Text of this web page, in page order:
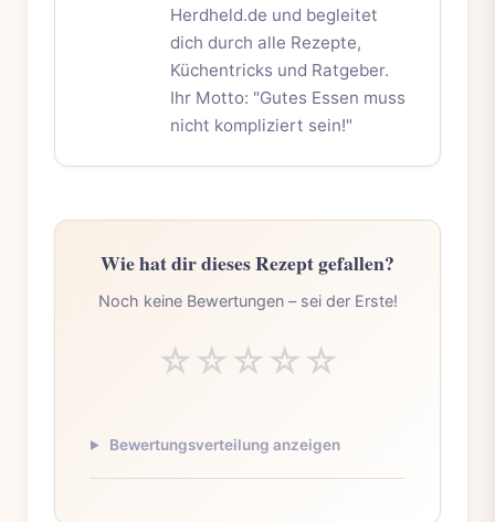
Herdheld.de und begleitet
dich durch alle Rezepte,
Küchentricks und Ratgeber.
Ihr Motto: "Gutes Essen muss
nicht kompliziert sein!"
Wie hat dir dieses Rezept gefallen?
Noch keine Bewertungen – sei der Erste!
☆☆☆☆☆
Bewertungsverteilung anzeigen